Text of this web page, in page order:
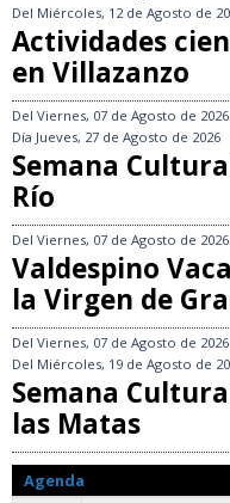
Del Miércoles, 12 de Agosto de
Actividades
en Villazanzo
Del Viernes, 07 de Agosto de 2026
Día Jueves, 27 de Agosto de 2026
Semana
Río
Del Viernes, 07 de Agosto de 2026
Valdespino
la Virgen de
Del Viernes, 07 de Agosto de 2026
Del Miércoles, 19 de Agosto de
Semana
las Matas
Agenda